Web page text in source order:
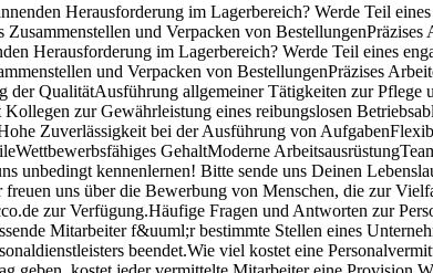
Herausforderung im Lagerbereich? Werde Teil
und Verpacken von
Herausforderung im Lagerbereich? Werde Teil eines
und Verpacken von BestellungenPräzises
der QualitätAusführung allgemeiner Tätigkeiten zur
Kollegen zur Gewährleistung eines reibungslosen
Zuverlässigkeit bei der Ausführung von
GehaltModerne
unbedingt kennenlernen! Bitte sende uns Deinen
uns über die Bewerbung von Menschen, die zur
zur Verfügung.Häufige Fragen und Antworten zur
Mitarbeiter f&uuml;r bestimmte Stellen eines
beendet.Wie viel kostet eine